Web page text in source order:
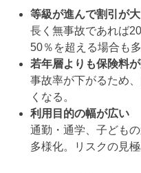
等級が進んで割引が
長く無事故であれば
50％を超える場合も多
若年層よりも保険料
事故率が下がるため
くなる。
利用目的の幅が広い
通勤・通学、子ども
多様化。リスクの見極